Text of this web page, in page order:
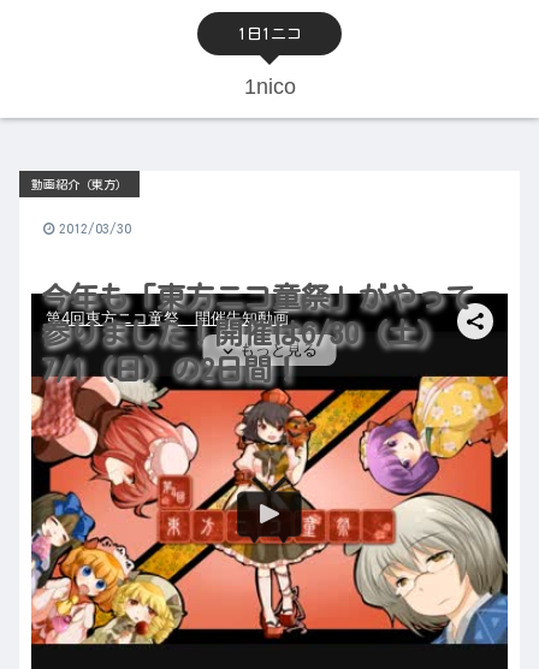
1日1ニコ
1nico
今年も「東方ニコ童祭」がやって
参りました！開催は6/30（土）
7/1（日）の2日間！
動画紹介（東方）
2012/03/30